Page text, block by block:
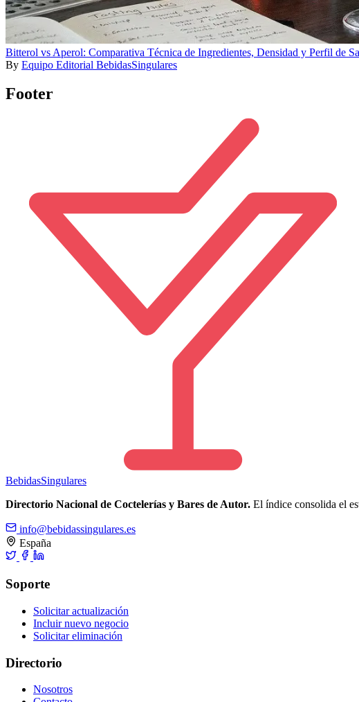
Bitterol vs Aperol: Comparativa Técnica de Ingredientes, Densidad y Perfil de
By Equipo Editorial BebidasSingulares
Footer
BebidasSingulares
Directorio Nacional de Coctelerías y Bares de Autor. El índice consolida el
info@bebidassingulares.es
España
Soporte
Solicitar actualización
Incluir nuevo negocio
Solicitar eliminación
Directorio
Nosotros